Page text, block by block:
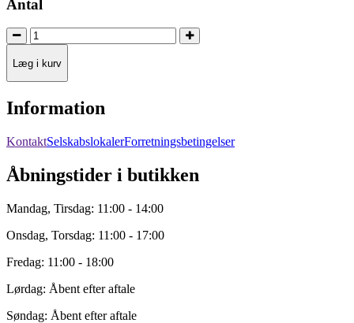
Antal
Læg i kurv
Information
KontaktSelskabslokalerForretningsbetingelser
Åbningstider i butikken
Mandag, Tirsdag: 11:00 - 14:00
Onsdag, Torsdag: 11:00 - 17:00
Fredag: 11:00 - 18:00
Lørdag: Åbent efter aftale
Søndag: Åbent efter aftale